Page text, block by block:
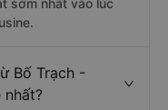
sớm nhất vào lúc
Bố Trạch -
nhất?